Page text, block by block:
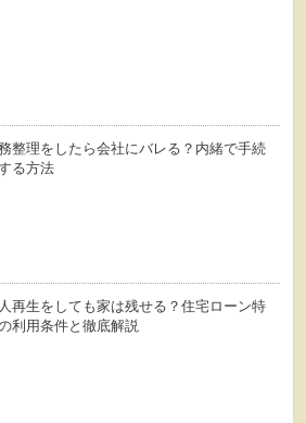
整理をしたら会社にバレる？内緒で手続
る方法
再生をしても家は残せる？住宅ローン特
利用条件と徹底解説